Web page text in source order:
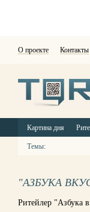
О проекте Контакты
Картина дня
Темы:
"АЗБУКА
Ритейлер "Азбука